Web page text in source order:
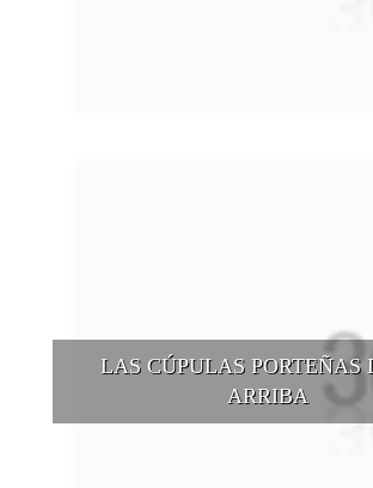
LAS CÚPULAS PORTEÑAS
ARRIBA